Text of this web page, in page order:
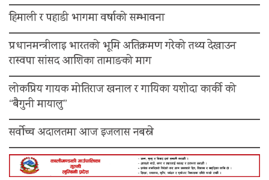
हिमाली र पहाडी भागमा वर्षाको सम्भावना
प्रधानमन्त्रीलाइ भारतको भूमि अतिक्रमण गरेको तथ्य देखाउन
रास्वपा सांसद आशिका तामाङको माग
लोकप्रिय गायक मोतिराज खनाल र गायिका यशोदा कार्की को
“बैगुनी मायालु”
सर्वोच्च अदालतमा आज इजलास नबस्ने